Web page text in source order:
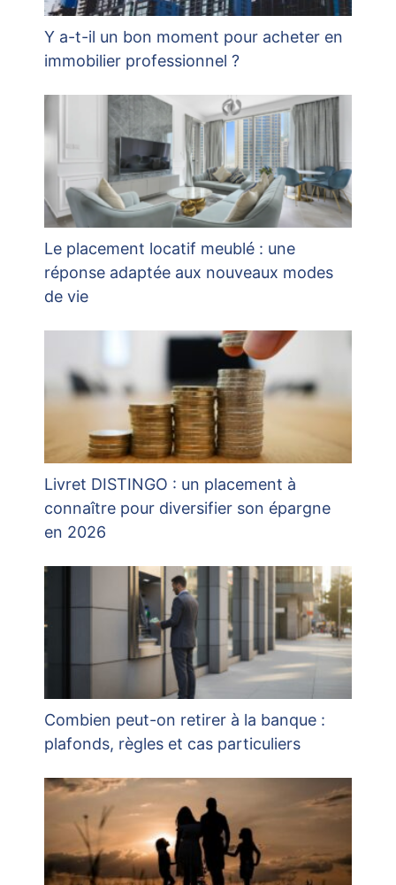
Y a-t-il un bon moment pour acheter en
immobilier professionnel ?
Le placement locatif meublé : une
réponse adaptée aux nouveaux modes
de vie
Livret DISTINGO : un placement à
connaître pour diversifier son épargne
en 2026
Combien peut-on retirer à la banque :
plafonds, règles et cas particuliers